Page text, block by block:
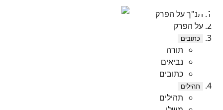
תנ"ך על הפרק
על הפרק
כתובים
תורה
נביאים
כתובים
תהילים
תהילים